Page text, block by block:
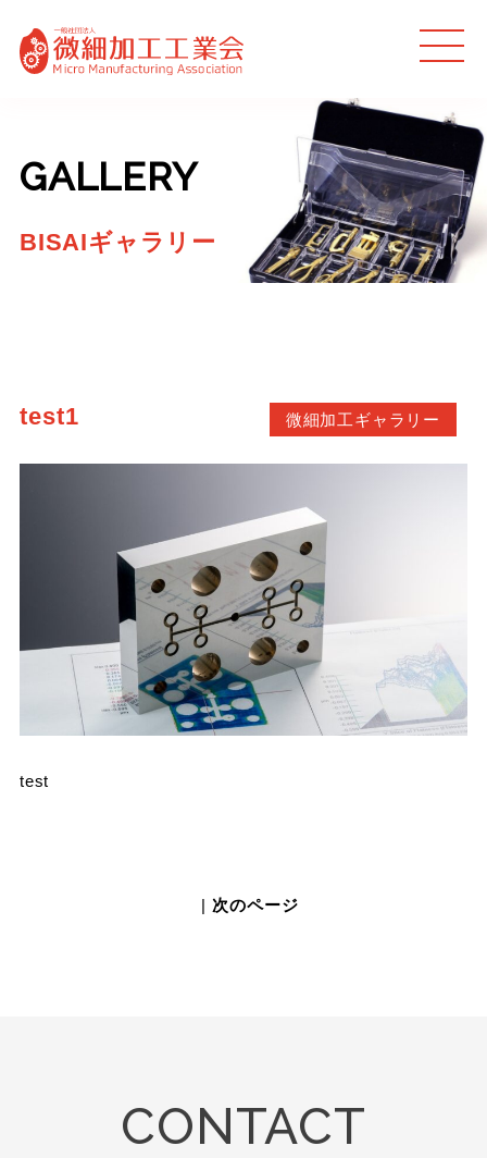
MEN
GALLERY
BISAIギャラリー
test1 微細加工ギャラリー
test
| 次のページ
CONTACT